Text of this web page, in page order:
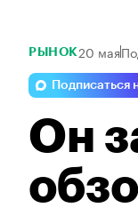
РЫНОК 20 мая
Подписаться
Он